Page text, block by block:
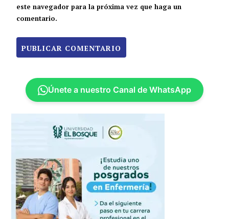
este navegador para la próxima vez que haga un
comentario.
Únete a nuestro Canal de WhatsApp